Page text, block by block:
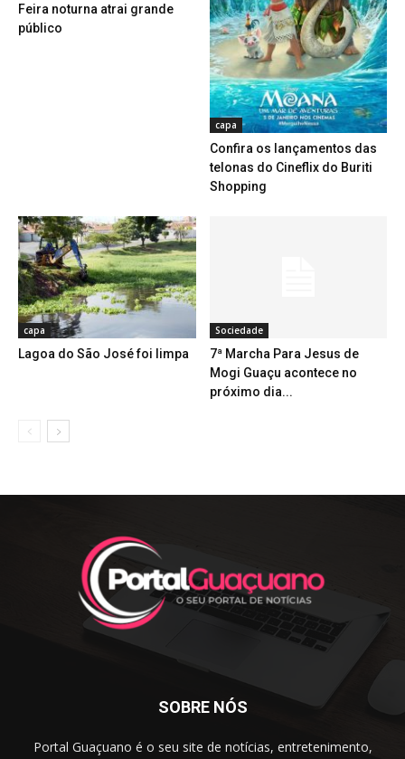
Feira noturna atrai grande
público
capa
Confira os lançamentos das
telonas do Cineflix do Buriti
Shopping
capa
Lagoa do São José foi limpa
Sociedade
7ª Marcha Para Jesus de
Mogi Guaçu acontece no
próximo dia...
SOBRE NÓS
Portal Guaçuano é o seu site de notícias, entretenimento,